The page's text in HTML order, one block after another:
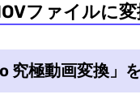
ファイルに
究極動画変換」